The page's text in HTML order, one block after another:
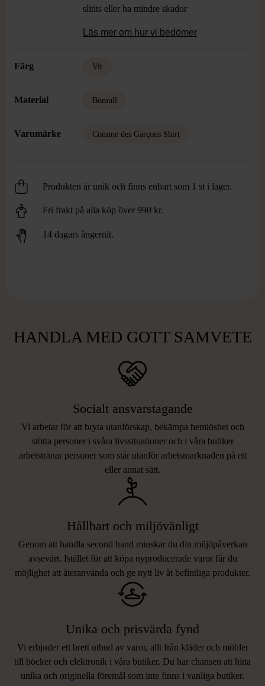
slitits eller ha mindre skador
Läs mer om hur vi bedömer
Färg Vit
Material Bomull
Varumärke Comme des Garçons Shirt
Produkten är unik och finns enbart som 1 st i lager.
Fri frakt på alla köp över 990 kr.
14 dagars ångerrät.
HANDLA MED GOTT SAMVETE
Socialt ansvarstagande
Vi arbetar för att bryta utanförskap, bekämpa hemlöshet och
stötta personer i svåra livssituationer och i våra butiker
arbetstränar personer som står utanför arbetsmarknaden på ett
eller annat sätt.
Hållbart och miljövänligt
Genom att handla second hand minskar du din miljöpåverkan
avsevärt. Istället för att köpa nyproducerade varor får du
möjlighet att återanvända och ge nytt liv åt befintliga produkter.
Unika och prisvärda fynd
Vi erbjuder ett brett utbud av varor, allt från kläder och möbler
till böcker och elektronik i våra butiker. Du har chansen att hitta
unika och originella föremål som inte finns i vanliga butiker.
LIKNANDE PRODUKTER
Hitta produkter som påminner om denna